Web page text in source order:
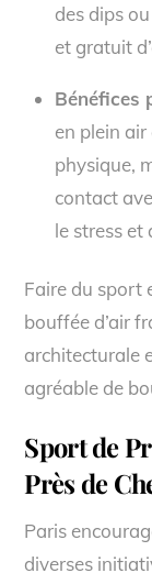
des dips
et gratuit
Bénéfices
en plein
physique,
contact
le stress et
Faire du sport
bouffée d’air
architecturale
agréable de
Sport de
Près de
Paris
diverses